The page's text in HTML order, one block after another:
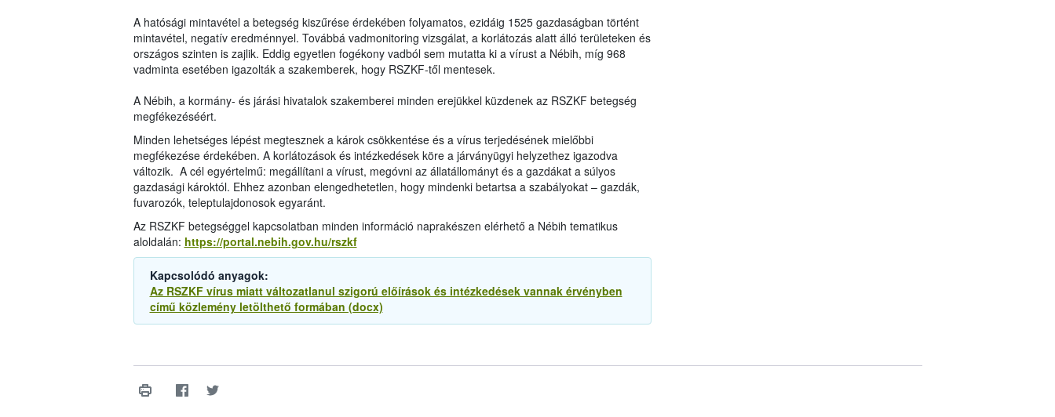
A hatósági mintavétel a betegség kiszűrése érdekében folyamatos, ezidáig 1525 gazdaságban történt
mintavétel, negatív eredménnyel. Továbbá vadmonitoring vizsgálat, a korlátozás alatt álló területeken és
országos szinten is zajlik. Eddig egyetlen fogékony vadból sem mutatta ki a vírust a Nébih, míg 968
vadminta esetében igazolták a szakemberek, hogy RSZKF-től mentesek.
A Nébih, a kormány- és járási hivatalok szakemberei minden erejükkel küzdenek az RSZKF betegség
megfékezéséért.
Minden lehetséges lépést megtesznek a károk csökkentése és a vírus terjedésének mielőbbi
megfékezése érdekében. A korlátozások és intézkedések köre a járványügyi helyzethez igazodva
változik. A cél egyértelmű: megállítani a vírust, megóvni az állatállományt és a gazdákat a súlyos
gazdasági károktól. Ehhez azonban elengedhetetlen, hogy mindenki betartsa a szabályokat – gazdák,
fuvarozók, teleptulajdonosok egyaránt.
Az RSZKF betegséggel kapcsolatban minden információ naprakészen elérhető a Nébih tematikus
aloldalán: https://portal.nebih.gov.hu/rszkf
Kapcsolódó anyagok:
Az RSZKF vírus miatt változatlanul szigorú előírások és intézkedések vannak érvényben
című közlemény letölthető formában (docx)